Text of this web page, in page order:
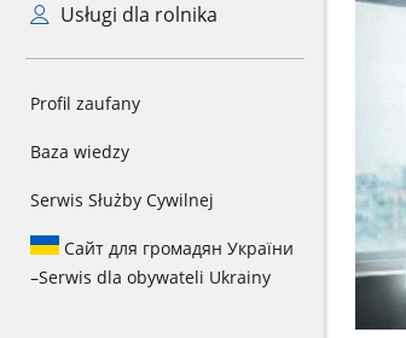
Usługi dla rolnika
Profil zaufany
Baza wiedzy
Serwis Służby Cywilnej
Сайт для громадян України
–Serwis dla obywateli Ukrainy